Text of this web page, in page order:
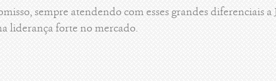
sempre atendendo com esses grandes diferenciais a
liderança forte no mercado.